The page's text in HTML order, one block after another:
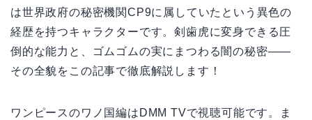
は世界政府の秘密機関CP9に属していたという異色の
経歴を持つキャラクターです。剣歯虎に変身できる圧
倒的な能力と、ゴムゴムの実にまつわる闇の秘密――
その全貌をこの記事で徹底解説します！
ワンピースのワノ国編はDMM TVで視聴可能です。ま